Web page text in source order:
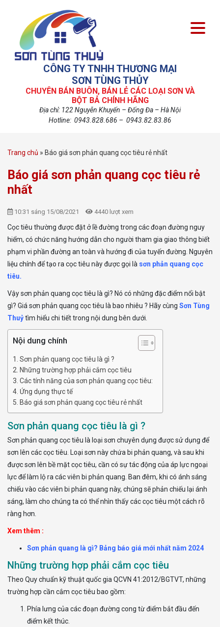
CÔNG TY TNHH THƯƠNG MẠI
SƠN TÙNG THỦY
CHUYÊN BÁN BUÔN, BÁN LẺ CÁC LOẠI SƠN VÀ
BỘT BẢ CHÍNH HÃNG
Địa chỉ: 122 Nguyễn Khuyến – Đống Đa – Hà Nội
Hotline: 0943.828.686 – 0943.82.83.86
Trang chủ » Báo giá sơn phản quang cọc tiêu rẻ nhất
Báo giá sơn phản quang cọc tiêu rẻ
nhất
10:31 sáng 15/08/2021 4440 lượt xem
Cọc tiêu thường được đặt ở lề đường trong các đoạn đường nguy
hiểm, có chức năng hướng dẫn cho người tham gia giao thông biết
phạm vi phần đường an toàn và hướng đi của tuyến đường. Nguyên
liệu chính để tạo ra cọc tiêu này được gọi là sơn phản quang cọc
tiêu.
Vậy sơn phản quang cọc tiêu là gì? Nó có những đặc điểm nổi bật
gì? Giá sơn phản quang cọc tiêu là bao nhiêu ? Hãy cùng Sơn Tùng
Thuỷtìm hiểu chi tiết trong nội dung bên dưới.
Nội dung chính
Sơn phản quang cọc tiêu là gì ?
Những trường hợp phải cắm cọc tiêu
Các tính năng của sơn phản quang cọc tiêu:
Ứng dụng thực tế
Báo giá sơn phản quang cọc tiêu rẻ nhất
Sơn phản quang cọc tiêu là gì ?
Sơn phản quang cọc tiêu là loại sơn chuyên dụng được sử dụng để
sơn lên các cọc tiêu. Loại sơn này chứa bi phản quang, và sau khi
được sơn lên bề mặt cọc tiêu, cần có sự tác động của áp lực ngoại
lực để làm lộ ra các viên bi phản quang. Ban đêm, khi có ánh sáng
chiếu vào các viên bi phản quang này, chúng sẽ phản chiếu lại ánh
sáng, làm cho chúng ta có thể nhìn thấy các cọc tiêu một cách rõ
ràng hơn.
Xem thêm :
Sơn phản quang là gì? Bảng báo giá mới nhất năm 2024
Những trường hợp phải cắm cọc tiêu
Theo Quy chuẩn kỹ thuật quốc gia QCVN 41:2012/BGTVT, những
trường hợp cần cắm cọc tiêu bao gồm:
Phía lưng của các đoạn đường cong từ điểm bắt đầu đến
điểm kết thúc.